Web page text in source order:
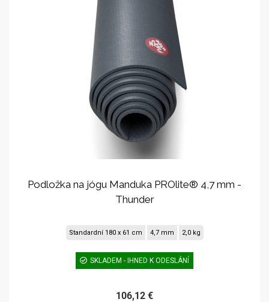
Podložka na jógu Manduka PROlite® 4,7 mm -
Thunder
Standardní 180 x 61 cm 4,7 mm 2,0 kg
SKLADEM - IHNED K ODESLÁNÍ
106,12 €